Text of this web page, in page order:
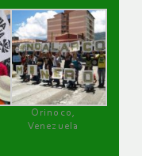
Orinoco,
Venezuela